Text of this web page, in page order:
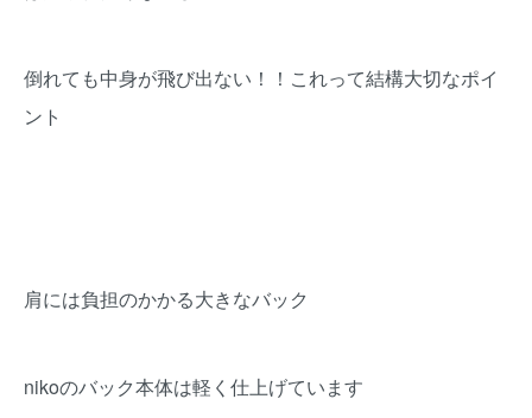
倒れても中身が飛び出ない！！これって結構大切なポイ
ント
肩には負担のかかる大きなバック
nikoのバック本体は軽く仕上げています